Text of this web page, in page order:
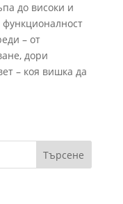
до високи и
функционалност
– от
дори
– коя вишка да
Търсене